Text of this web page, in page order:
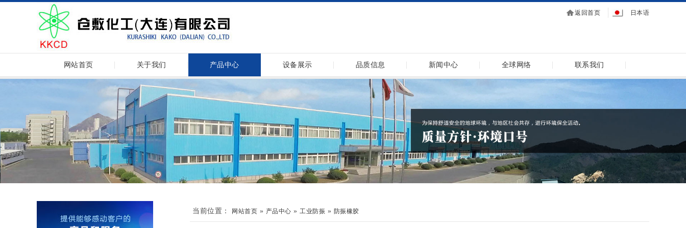
返回首页 日本语
网站首页 关于我们 产品中心 设备展示 品质信息 新闻中心 全球网络 联系我们
当前位置： 网站首页 » 产品中心 » 工业防振 » 防振橡胶